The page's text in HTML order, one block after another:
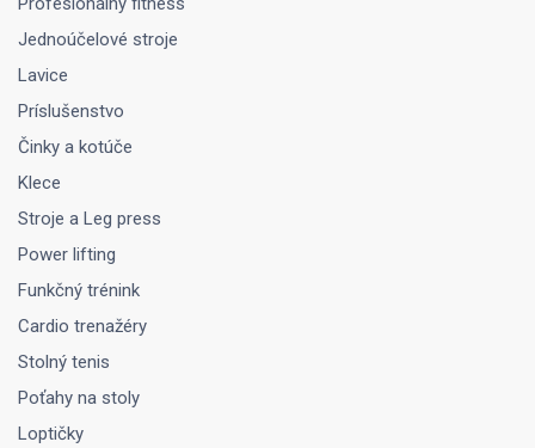
Jednoúčelové stroje
Lavice
Príslušenstvo
Činky a kotúče
Klece
Stroje a Leg press
Power lifting
Funkčný trénink
Cardio trenažéry
Stolný tenis
Poťahy na stoly
Loptičky